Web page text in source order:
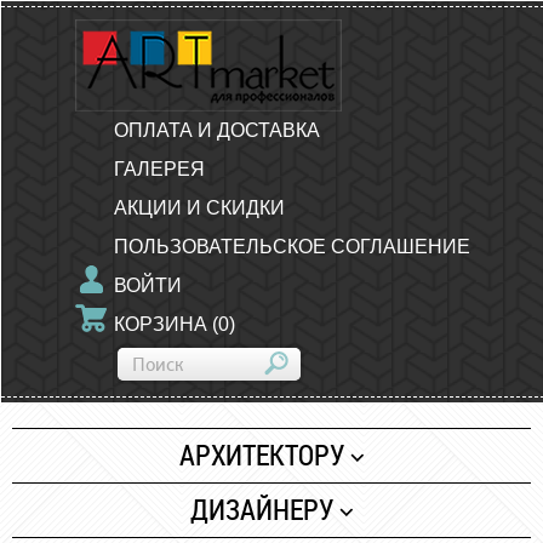
ОПЛАТА И ДОСТАВКА
ГАЛЕРЕЯ
АКЦИИ И СКИДКИ
ПОЛЬЗОВАТЕЛЬСКОЕ СОГЛАШЕНИЕ
ВОЙТИ
КОРЗИНА (0)
АРХИТЕКТОРУ
Бумага
ДИЗАЙНЕРУ